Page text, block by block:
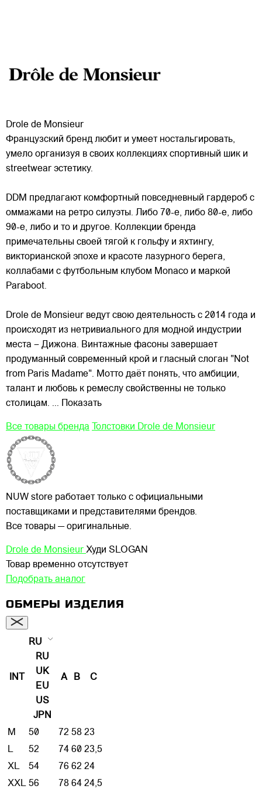
Drole de Monsieur
Французский бренд любит и умеет ностальгировать,
умело организуя в своих коллекциях спортивный шик и
streetwear эстетику.
DDM предлагают комфортный повседневный гардероб с
оммажами на ретро силуэты. Либо 70-е, либо 80-е, либо
90-е, либо и то и другое. Коллекции бренда
примечательны своей тягой к гольфу и яхтингу,
викторианской эпохе и красоте лазурного берега,
коллабами с футбольным клубом Monaco и маркой
Paraboot.
Drole de Monsieur ведут свою деятельность с 2014 года и
происходят из нетривиального для модной индустрии
места – Дижона. Винтажные фасоны завершает
продуманный современный крой и гласный слоган "Not
from Paris Madame". Мотто даёт понять, что амбиции,
талант и любовь к ремеслу свойственны не только
столицам. ... Показать
Все товары бренда Толстовки Drole de Monsieur
NUW store работает только с официальными
поставщиками и представителями брендов.
Все товары — оригинальные.
Drole de Monsieur Худи SLOGAN
Товар временно отсутствует
Подобрать аналог
ОБМЕРЫ ИЗДЕЛИЯ
INT
RU
RU
UK
EU
US
JPN
A B C
M 50 72 58 23
L
52 74 60 23,5
XL
54 76 62 24
XXL 56 78 64 24,5